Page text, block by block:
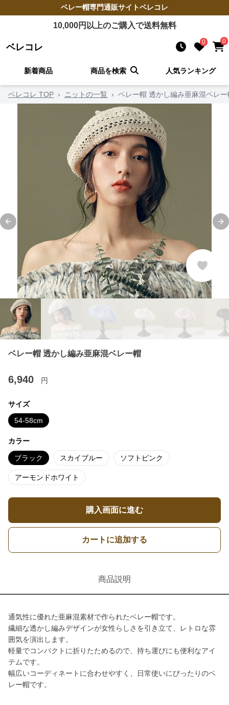
ベレー帽専門通販サイトベレコレ
10,000円以上のご購入で送料無料
ベレコレ 0 0
新着商品 商品を検索 人気ランキング
ベレコレ TOP › ニットの一覧 › ベレー帽 透かし編み亜麻混ベレー
Previous slide
ベレー帽 透かし編み亜麻混ベレー帽
6,940 円
サイズ
54-58cm
カラー
ブラック スカイブルー ソフトピンク
アーモンドホワイト
購入画面に進む
カートに追加する
商品説明
通気性に優れた亜麻混素材で作られたベレー帽です。
繊細な透かし編みデザインが女性らしさを引き立て、レトロな雰
囲気を演出します。
軽量でコンパクトに折りたためるので、持ち運びにも便利なアイ
テムです。
幅広いコーディネートに合わせやすく、日常使いにぴったりのベ
レー帽です。